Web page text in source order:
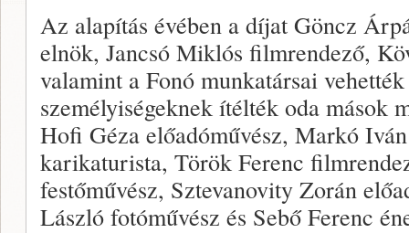
Az alapítás évében a díjat Göncz
elnök, Jancsó Miklós filmrendező,
valamint a Fonó munkatársai
személyiségeknek ítélték oda mások
Hofi Géza előadóművész, Markó
karikaturista, Török Ferenc
festőművész, Sztevanovity Zorán
László fotóművész és Sebő Ferenc